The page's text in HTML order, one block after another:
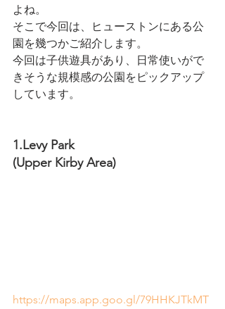
よね。
そこで今回は、ヒューストンにある公
園を幾つかご紹介します。
今回は子供遊具があり、日常使いがで
きそうな規模感の公園をピックアップ
しています。
1.Levy Park
(Upper Kirby Area)
https://maps.app.goo.gl/79HHKJTkMT